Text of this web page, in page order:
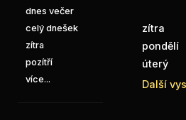
dnes večer
celý dnešek
zítra
pozítří
více...
zítra
pondělí
úterý
Další